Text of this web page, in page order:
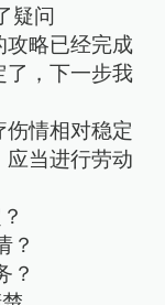
疑问
攻略已经完成
了，下一步我
情相对稳定
应当进行劳动
？
？